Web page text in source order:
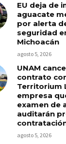
EU deja de
aguacate
por alerta
seguridad
Michoacán
agosto 5, 2026
UNAM
contrato
Territorium
empresa
examen de
auditarán
agosto 5, 2026